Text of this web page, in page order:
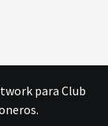
para Club